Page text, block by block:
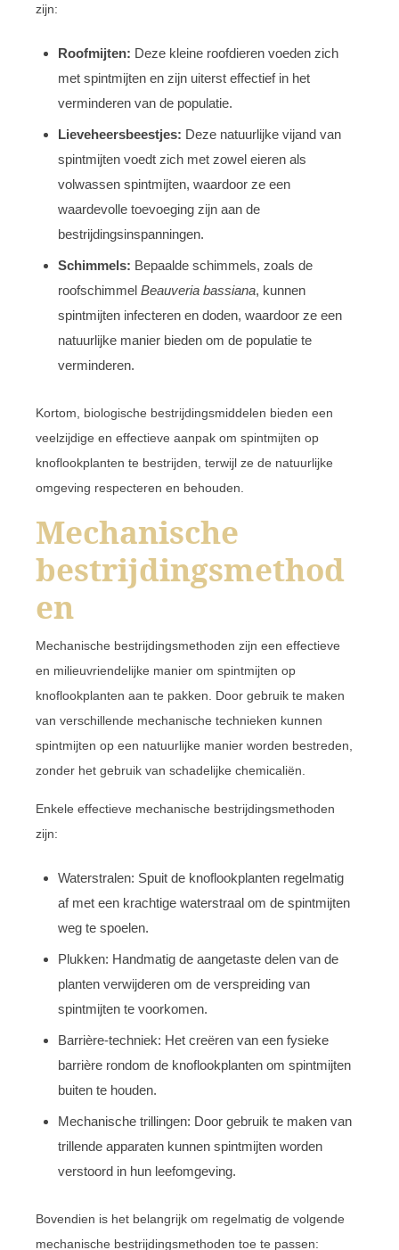
zijn:
Roofmijten: Deze kleine roofdieren voeden zich
met spintmijten en zijn uiterst effectief in het
verminderen van de populatie.
Lieveheersbeestjes: Deze natuurlijke vijand van
spintmijten voedt zich met zowel eieren als
volwassen spintmijten, waardoor ze een
waardevolle toevoeging zijn aan de
bestrijdingsinspanningen.
Schimmels: Bepaalde schimmels, zoals de
roofschimmel Beauveria bassiana, kunnen
spintmijten infecteren en doden, waardoor ze een
natuurlijke manier bieden om de populatie te
verminderen.
Kortom, biologische bestrijdingsmiddelen bieden een
veelzijdige en effectieve aanpak om spintmijten op
knoflookplanten te bestrijden, terwijl ze de natuurlijke
omgeving respecteren en behouden.
Mechanische
bestrijdingsmethod
en
Mechanische bestrijdingsmethoden zijn een effectieve
en milieuvriendelijke manier om spintmijten op
knoflookplanten aan te pakken. Door gebruik te maken
van verschillende mechanische technieken kunnen
spintmijten op een natuurlijke manier worden bestreden,
zonder het gebruik van schadelijke chemicaliën.
Enkele effectieve mechanische bestrijdingsmethoden
zijn:
Waterstralen: Spuit de knoflookplanten regelmatig
af met een krachtige waterstraal om de spintmijten
weg te spoelen.
Plukken: Handmatig de aangetaste delen van de
planten verwijderen om de verspreiding van
spintmijten te voorkomen.
Barrière-techniek: Het creëren van een fysieke
barrière rondom de knoflookplanten om spintmijten
buiten te houden.
Mechanische trillingen: Door gebruik te maken van
trillende apparaten kunnen spintmijten worden
verstoord in hun leefomgeving.
Bovendien is het belangrijk om regelmatig de volgende
mechanische bestrijdingsmethoden toe te passen: